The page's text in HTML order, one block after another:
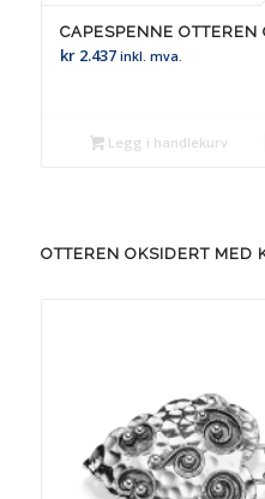
CAPESPENNE OTTEREN
kr2.437 inkl. mva.
Legg i handlekurv
OTTEREN OKSIDERT MED